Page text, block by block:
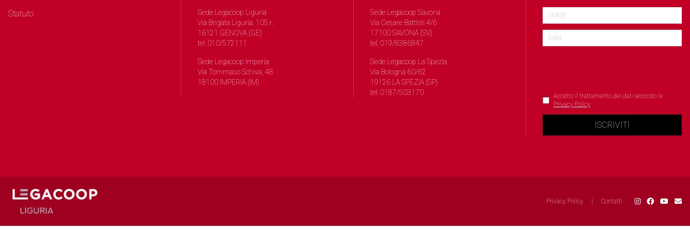
Statuto
Sede Legacoop Liguria
Via Brigata Liguria, 105 r.
16121 GENOVA (GE)
tel: 010/572111
Sede Legacoop Imperia
Via Tommaso Schiva, 48
18100 IMPERIA (IM)
Sede Legacoop Savona
Via Cesare Battisti 4/6
17100 SAVONA (SV)
tel: 019/8386847
Sede Legacoop La Spezia
Via Bologna 60/62
19126 LA SPEZIA (SP)
tel: 0187/503170
Accetto il trattamento dei dati secondo la
Privacy Policy
ISCRIVITI
Privacy Policy Contatti